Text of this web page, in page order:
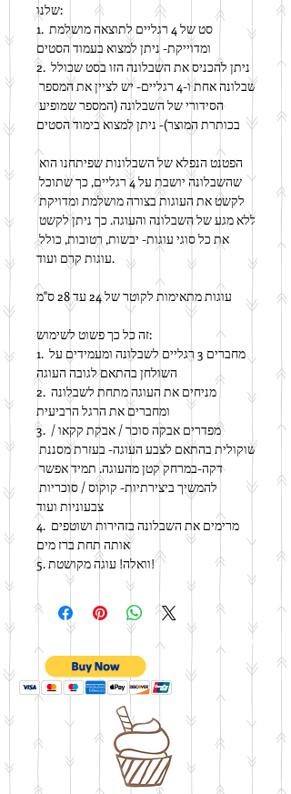
שלנו:
1. סט של 4 רגליים לתוצאה מושלמת
ומדוייקת- ניתן למצוא בעמוד הסטים
2. ניתן להכניס את השבלונה הזו בסט שכולל
הסידורי של השבלונה (המספר שמופיע
בכותרת המוצר)- ניתן למצוא בימוד הסטים
לקשט את העוגות בצורה מושלמת ומדויקת
את כל סוגי עוגות- יבשות, רטובות, כולל
עוגות קרם ועוד.
עוגות מתאימות לקוטר של 24 עד 28 ס"מ
זה כל כך פשוט לשימוש:
1. מחברים 3 רגליים לשבלונה ומעמידים על
השולחן בהתאם לגובה העוגה
2. מניחים את העוגה מתחת לשבלונה
ומחברים את הרגל הרביעית
3. מפדרים אבקה סוכר / אבקת קקאו /
דקה-במרחק קטן מהעוגה. תמיד אפשר
צבעוניות ועוד
4. מרימים את השבלונה בזהירות ושוטפים
אותה תחת ברז מים
5. וואלה! עוגה מקושטת!